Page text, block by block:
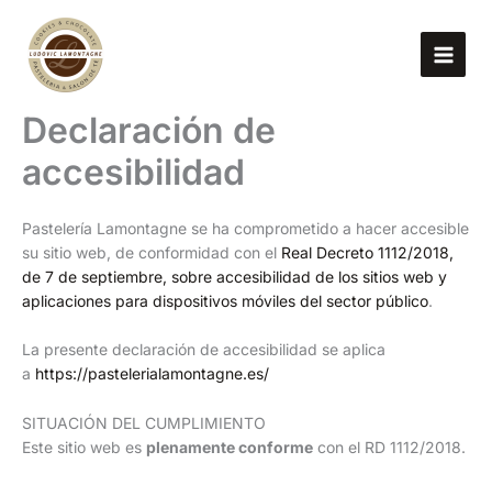
contenido
Declaración de
accesibilidad
Pastelería Lamontagne se ha comprometido a hacer accesible
su sitio web, de conformidad con el Real Decreto 1112/2018,
de 7 de septiembre, sobre accesibilidad de los sitios web y
aplicaciones para dispositivos móviles del sector público.
La presente declaración de accesibilidad se aplica
a https://pastelerialamontagne.es/
SITUACIÓN DEL CUMPLIMIENTO
Este sitio web es plenamente conforme con el RD 1112/2018.